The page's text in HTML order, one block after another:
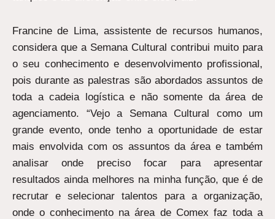
Francine de Lima, assistente de recursos humanos,
considera que a Semana Cultural contribui muito para
o seu conhecimento e desenvolvimento profissional,
pois durante as palestras são abordados assuntos de
toda a cadeia logística e não somente da área de
agenciamento. “Vejo a Semana Cultural como um
grande evento, onde tenho a oportunidade de estar
mais envolvida com os assuntos da área e também
analisar onde preciso focar para apresentar
resultados ainda melhores na minha função, que é de
recrutar e selecionar talentos para a organização,
onde o conhecimento na área de Comex faz toda a